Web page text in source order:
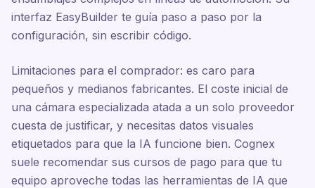
interfaz EasyBuilder te guía paso a paso por la
configuración, sin escribir código.
Limitaciones para el comprador: es caro para
pequeños y medianos fabricantes. El coste inicial de
una cámara especializada atada a un solo proveedor
cuesta de justificar, y necesitas datos visuales
etiquetados para que la IA funcione bien. Cognex
suele recomendar sus cursos de pago para que tu
equipo aproveche todas las herramientas de IA que